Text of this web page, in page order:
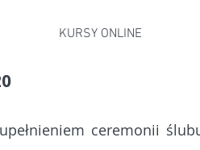
KURSY ONLINE
ceremonii